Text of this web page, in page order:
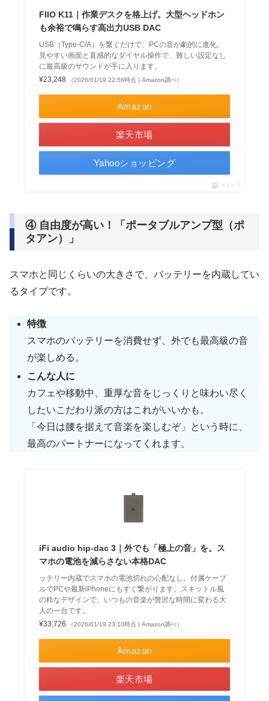
FIIO K11｜作業デスクを格上げ。大型ヘッドホン
も余裕で鳴らす高出力USB DAC
USB（Type-C/A）を繋ぐだけで、PCの音が劇的に進化。
見やすい画面と直感的なダイヤル操作で、難しい設定なし
に最高級のサウンドが手に入ります。
¥23,248
（2026/01/19 22:56時点 | Amazon調べ）
Amazon
楽天市場
Yahooショッピング
ポチップ
④ 自由度が高い！「ポータブルアンプ型（ポ
タアン）」
スマホと同じくらいの大きさで、バッテリーを内蔵してい
るタイプです。
特徴
スマホのバッテリーを消費せず、外でも最高級の音
が楽しめる。
こんな人に
カフェや移動中、重厚な音をじっくりと味わい尽く
したいこだわり派の方はこれがいいかも。
「今日は腰を据えて音楽を楽しむぞ」という時に、
最高のパートナーになってくれます。
iFi audio hip-dac 3｜外でも「極上の音」を。ス
マホの電池を減らさない本格DAC
ッテリー内蔵でスマホの電池切れの心配なし。付属ケーブ
ルでPCや最新iPhoneにもすぐ繋がります。スキットル風
の粋なデザインで、いつもの音楽が贅沢な時間に変わる大
人の一台です。
¥33,726
（2026/01/19 23:10時点 | Amazon調べ）
Amazon
楽天市場